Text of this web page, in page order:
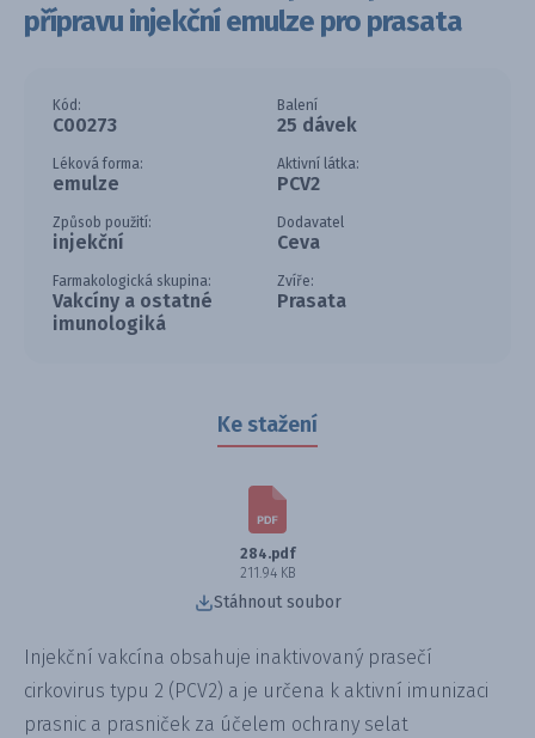
přípravu injekční emulze pro prasata
Kód:
C00273
Balení
25 dávek
Léková forma:
emulze
Aktivní látka:
PCV2
Způsob použití:
injekční
Dodavatel
Ceva
Farmakologická skupina:
Vakcíny a ostatné
imunologiká
Zvíře:
Prasata
Ke stažení
284.pdf
211.94 KB
Stáhnout soubor
Injekční vakcína obsahuje inaktivovaný prasečí
cirkovirus typu 2 (PCV2) a je určena k aktivní imunizaci
prasnic a prasniček za účelem ochrany selat